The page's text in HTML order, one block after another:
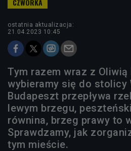
ostatnia aktualizacja:
21.04.2023 10:45
Tym razem wraz z Oliwią
wybieramy się do stolicy
Budapeszt przepływa
lewym brzegu,
równina, brzeg prawy to
Sprawdzamy, jak
tym mieście.